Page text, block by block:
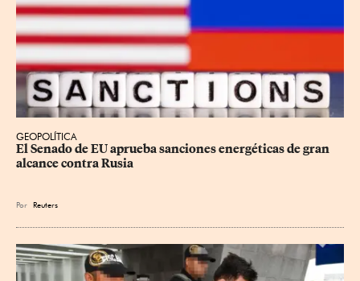
GEOPOLÍTICA
El Senado de EU aprueba sanciones energéticas de gran
alcance contra Rusia
Por Reuters